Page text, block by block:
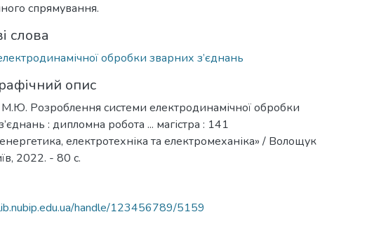
спрямування.
слова
обробки зварних з’єднань
опис
Розроблення системи електродинамічної обробки
: дипломна робота ... магістра : 141
електротехніка та електромеханіка» / Волощук
2022. - 80 с.
handle/123456789/5159